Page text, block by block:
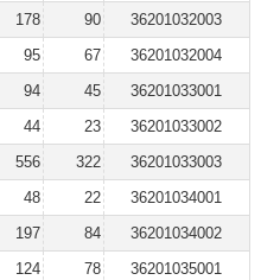
178 90
36201032003
95 67
36201032004
94 45
36201033001
44 23
36201033002
556 322
36201033003
48 22
36201034001
197 84
36201034002
124 78
36201035001